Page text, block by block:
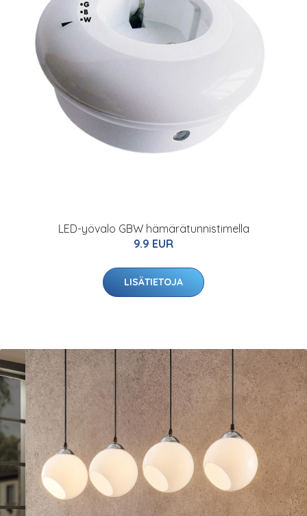
LED-yövalo GBW hämärätunnistimella
9.9 EUR
LISÄTIETOJA